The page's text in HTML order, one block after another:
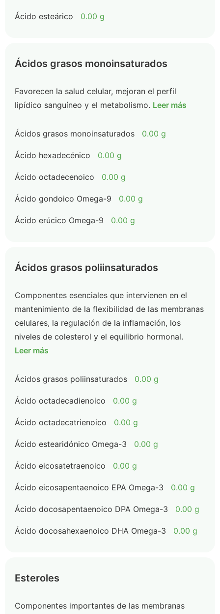
Ácido esteárico 0.00 g
Ácidos grasos monoinsaturados
Favorecen la salud celular, mejoran el perfil
lipídico sanguíneo y el metabolismo. Leer más
Ácidos grasos monoinsaturados 0.00 g
Ácido hexadecénico 0.00 g
Ácido octadecenoico 0.00 g
Ácido gondoico Omega-9 0.00 g
Ácido erúcico Omega-9 0.00 g
Ácidos grasos poliinsaturados
Componentes esenciales que intervienen en el
mantenimiento de la flexibilidad de las membranas
celulares, la regulación de la inflamación, los
niveles de colesterol y el equilibrio hormonal.
Leer más
Ácidos grasos poliinsaturados 0.00 g
Ácido octadecadienoico 0.00 g
Ácido octadecatrienoico 0.00 g
Ácido estearidónico Omega-3 0.00 g
Ácido eicosatetraenoico 0.00 g
Ácido eicosapentaenoico EPA Omega-3 0.00 g
Ácido docosapentaenoico DPA Omega-3 0.00 g
Ácido docosahexaenoico DHA Omega-3 0.00 g
Esteroles
Componentes importantes de las membranas